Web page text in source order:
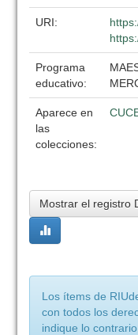
URI:
Programa
educativo:
Aparece en
las
colecciones:
Mostrar el registro
Los ítems de
con todos los
indique lo contrario.